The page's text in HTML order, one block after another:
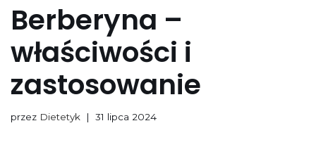
Berberyna –
właściwości i
zastosowanie
przez Dietetyk 31 lipca 2024